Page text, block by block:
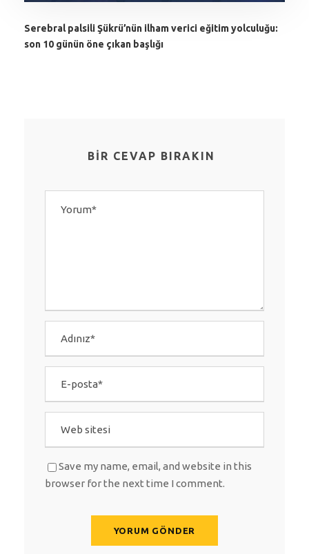
Serebral palsili Şükrü’nün ilham verici eğitim yolculuğu:
son 10 günün öne çıkan başlığı
BIR CEVAP BIRAKIN
Save my name, email, and website in this
browser for the next time I comment.